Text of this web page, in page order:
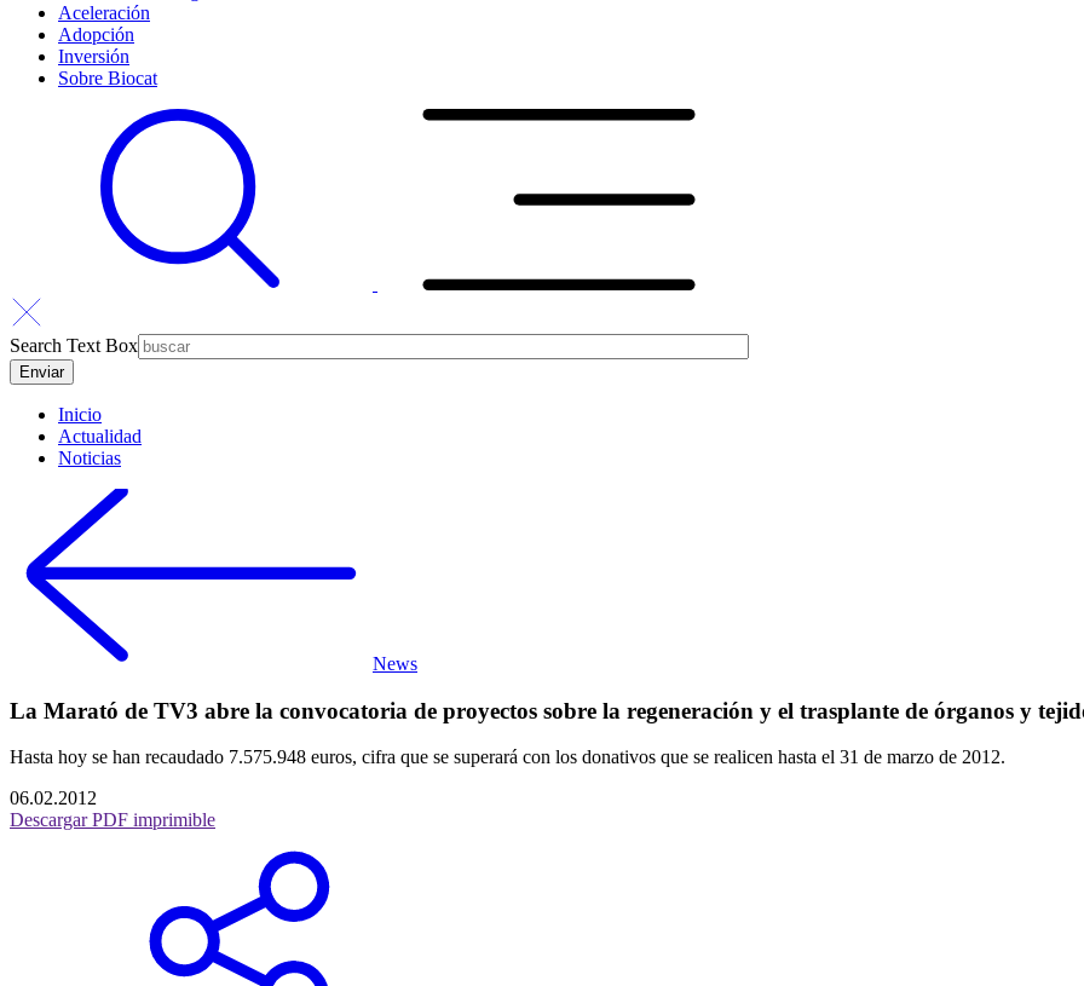
Aceleración
Adopción
Inversión
Sobre Biocat
Search Text Box
Inicio
Actualidad
Noticias
News
La Marató de TV3 abre la convocatoria de proyectos sobre la regeneración y el trasplante de órganos y
Hasta hoy se han recaudado 7.575.948 euros, cifra que se superará con los donativos que se realicen hasta el 31 de marzo de 2012.
06.02.2012
Descargar PDF imprimible